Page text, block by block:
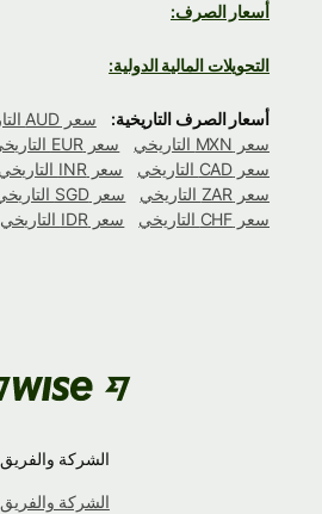
أسعار الصرف:
التحويلات المالية الدولية:
أسعار الصرف التاريخية: سعر AUD التاريخي
سعر MXN التاريخي
سعر EUR التاريخي
سعر CAD التاريخي
سعر INR التاريخي
سعر ZAR التاريخي
سعر SGD التاريخي
سعر CHF التاريخي
سعر IDR التاريخي
الشركة والفريق
الشركة والفريق